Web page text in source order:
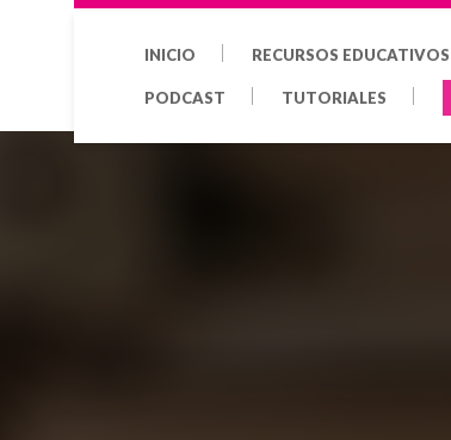
INICIO RECURSOS EDUCATIVOS
PODCAST TUTORIALES